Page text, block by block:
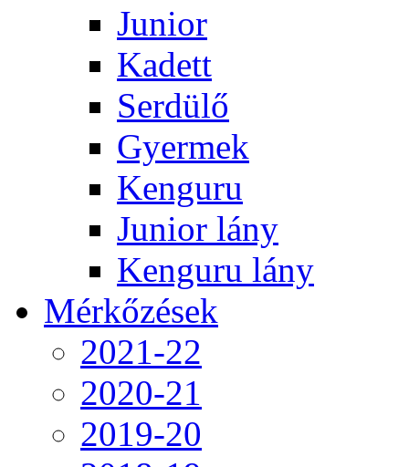
Junior
Kadett
Serdülő
Gyermek
Kenguru
Junior lány
Kenguru lány
Mérkőzések
2021-22
2020-21
2019-20